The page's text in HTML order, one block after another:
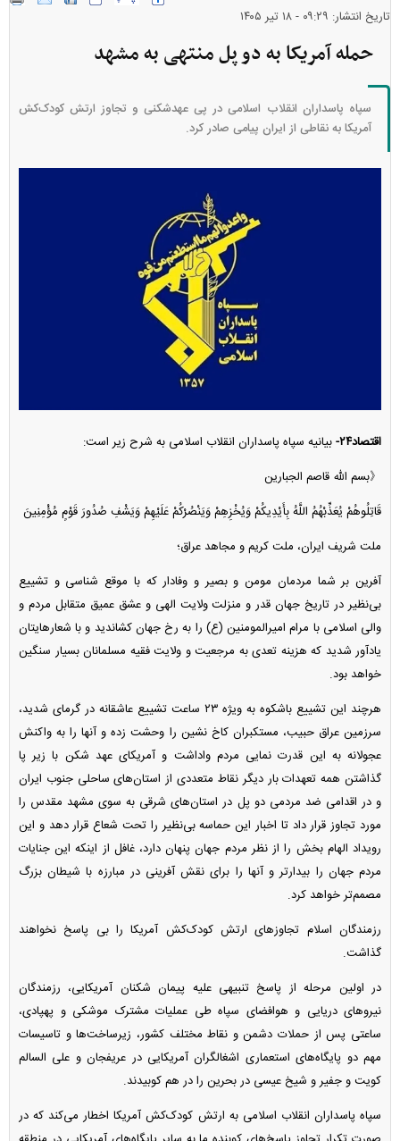
تاریخ انتشار: ۰۹:۲۹ - ۱۸ تير ۱۴۰۵
حمله آمریکا به دو پل منتهی به مشهد
سپاه پاسداران انقلاب اسلامی در پی عهدشکنی و تجاوز ارتش کودک‌کش
آمریکا به نقاطی از ایران پیامی صادر کرد.
اقتصاد۲۴-
بیانیه سپاه پاسداران انقلاب اسلامی به شرح زیر است:
《بسم الله قاصم الجبارین
قَاتِلُوهُمْ یُعَذِّبْهُمُ اللَّهُ بِأَیْدِیکُمْ وَیُخْزِهِمْ وَیَنْصُرْکُمْ عَلَیْهِمْ وَیَشْفِ صُدُورَ قَوْمٍ مُؤْمِنِینَ
ملت شریف ایران، ملت کریم و مجاهد عراق؛
آفرین بر شما مردمان مومن و بصیر و وفادار که با موقع شناسی و تشییع
بی‌نظیر در تاریخ جهان قدر و منزلت ولایت الهی و عشق عمیق متقابل مردم و
والی اسلامی با مرام امیرالمومنین (ع) را به رخ جهان کشاندید و با شعارهایتان
یادآور شدید که هزینه تعدی به مرجعیت و ولایت فقیه مسلمانان بسیار سنگین
خواهد بود.
هرچند این تشییع باشکوه به ویژه ۲۳ ساعت تشییع عاشقانه در گرمای شدید،
سرزمین عراق حبیب، مستکبران کاخ نشین را وحشت زده و آنها را به واکنش
عجولانه به این قدرت نمایی مردم واداشت و آمریکای عهد شکن با زیر پا
گذاشتن همه تعهدات بار دیگر نقاط متعددی از استان‌های ساحلی جنوب ایران
و در اقدامی ضد مردمی دو پل در استان‌های شرقی به سوی مشهد مقدس را
مورد تجاوز قرار داد تا اخبار این حماسه بی‌نظیر را تحت شعاع قرار دهد و این
رویداد الهام بخش را از نظر مردم جهان پنهان دارد، غافل از اینکه این جنایات
مردم جهان را بیدارتر و آنها را برای نقش آفرینی در مبارزه‌ با شیطان بزرگ
مصمم‌تر خواهد کرد.
رزمندگان اسلام تجاوزهای ارتش کودک‌کش آمریکا را بی پاسخ نخواهند
گذاشت.
در اولین مرحله از پاسخ تنبیهی علیه پیمان شکنان آمریکایی، رزمندگان
نیروهای دریایی و هوافضای سپاه طی عملیات مشترک موشکی و پهپادی،
ساعتی پس از حملات دشمن و نقاط مختلف کشور، زیرساخت‌ها و تاسیسات
مهم دو پایگاه‌های استعماری اشغالگران آمریکایی در عریفجان و علی السالم
کویت و جفیر و شیخ عیسی در بحرین را در هم کوبیدند.
سپاه پاسداران انقلاب اسلامی به ارتش کودک‌کش آمریکا اخطار می‌کند که در